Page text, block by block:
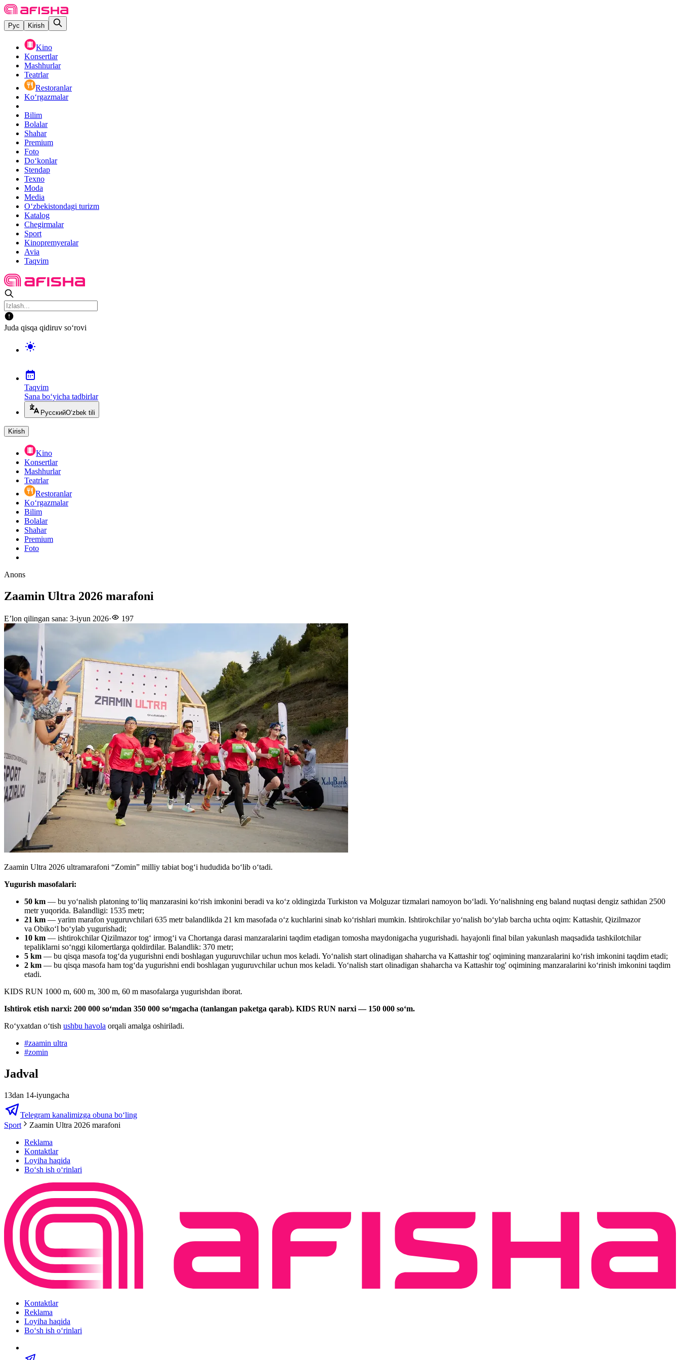
Рус Kirish
Kino
Konsertlar
Mashhurlar
Teatrlar
Restoranlar
Ko‘rgazmalar
Bilim
Bolalar
Shahar
Premium
Foto
Do‘konlar
Stendap
Texno
Moda
Media
O‘zbekistondagi turizm
Katalog
Chegirmalar
Sport
Kinopremyeralar
Avia
Taqvim
Juda qisqa qidiruv so‘rovi
Taqvim
Sana bo‘yicha tadbirlar
РусскийO‘zbek tili
Kirish
Kino
Konsertlar
Mashhurlar
Teatrlar
Restoranlar
Ko‘rgazmalar
Bilim
Bolalar
Shahar
Premium
Foto
Anons
Zaamin Ultra 2026 marafoni
E’lon qilingan sana: 3-iyun 2026· 197
Zaamin Ultra 2026 ultramarafoni “Zomin” milliy tabiat bog‘i hududida bo‘lib o‘tadi.
Yugurish masofalari:
50 km — bu yoʻnalish platoning toʻliq manzarasini koʻrish imkonini beradi va koʻz oldingizda Turkiston va Molguzar tizmalari namoyon boʻladi. Yoʻnalishning eng baland nuqtasi dengiz sathidan 2500
metr yuqorida. Balandligi: 1535 metr;
21 km — yarim marafon yuguruvchilari 635 metr balandlikda 21 km masofada oʻz kuchlarini sinab koʻrishlari mumkin. Ishtirokchilar yoʻnalish bo‘ylab barcha uchta oqim: Kattashir, Qizilmazor
va Obiko‘l bo‘ylab yugurishadi;
10 km — ishtirokchilar Qizilmazor tog‘ irmogʻi va Chortanga darasi manzaralarini taqdim etadigan tomosha maydonigacha yugurishadi. hayajonli final bilan yakunlash maqsadida tashkilotchilar
tepaliklarni soʻnggi kilomertlarga qoldirdilar. Balandlik: 370 metr;
5 km — bu qisqa masofa togʻda yugurishni endi boshlagan yuguruvchilar uchun mos keladi. Yoʻnalish start olinadigan shaharcha va Kattashir tog' oqimining manzaralarini koʻrish imkonini taqdim etadi;
2 km — bu qisqa masofa ham togʻda yugurishni endi boshlagan yuguruvchilar uchun mos keladi. Yoʻnalish start olinadigan shaharcha va Kattashir tog' oqimining manzaralarini koʻrinish imkonini taqdim
etadi.
KIDS RUN 1000 m, 600 m, 300 m, 60 m masofalarga yugurishdan iborat.
Ishtirok etish narxi: 200 000 soʻmdan 350 000 soʻmgacha (tanlangan paketga qarab). KIDS RUN narxi — 150 000 soʻm.
Roʻyxatdan oʻtish ushbu havola orqali amalga oshiriladi.
#zaamin ultra
#zomin
Jadval
13dan 14-iyungacha
Telegram kanalimizga obuna bo‘ling
Sport
Zaamin Ultra 2026 marafoni
Reklama
Kontaktlar
Loyiha haqida
Bo‘sh ish o‘rinlari
Kontaktlar
Reklama
Loyiha haqida
Bo‘sh ish o‘rinlari